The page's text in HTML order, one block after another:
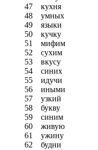
47
кухня
48
умных
49
языки
50
кучку
51
мифим
52
сухим
53
вкусу
54
синих
55
идучи
56
иными
57
узкий
58
букву
59
синим
60
живую
61
ужину
62
будни